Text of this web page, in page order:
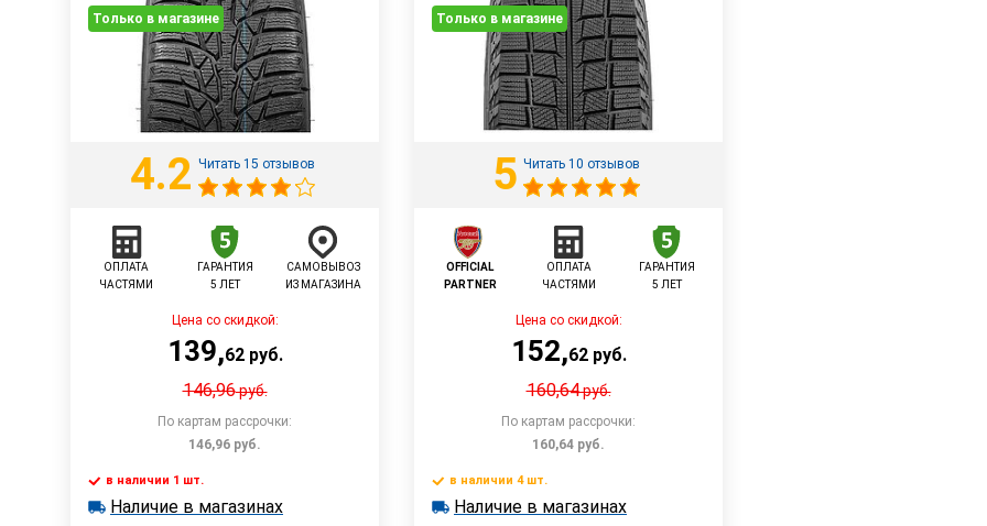
Только в магазине
4.2 Читать 15 отзывов
ОПЛАТА
ЧАСТЯМИ
ГАРАНТИЯ
5 ЛЕТ
САМОВЫВОЗ
ИЗ МАГАЗИНА
Цена со скидкой:
139,62руб.
146,96руб.
По картам рассрочки:
146,96 руб.
Быстрый заказ
в наличии 1 шт.
в наличии 1 шт.
Наличие в магазинах
Только в магазине
5 Читать 10 отзывов
OFFICIAL
PARTNER
ОПЛАТА
ЧАСТЯМИ
ГАРАНТИЯ
5 ЛЕТ
Цена со скидкой:
152,62руб.
160,64руб.
По картам рассрочки:
160,64 руб.
Быстрый заказ
в наличии 4 шт.
в наличии 4 шт.
Наличие в магазинах